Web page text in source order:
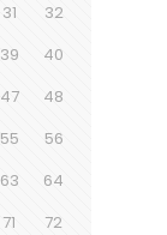
31
32
39
40
47
48
55
56
63
64
71
72